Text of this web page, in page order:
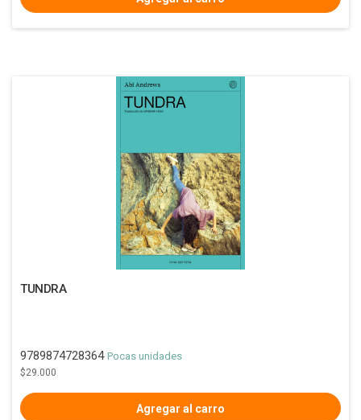
TUNDRA
9789874728364 Pocas unidades
$29.000